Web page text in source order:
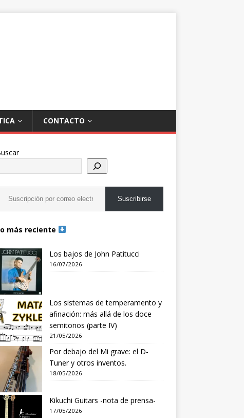
CONTACTO
Suscribirse
más reciente
Los bajos de John Patitucci
16/07/2026
Los sistemas de temperamento y
afinación: más allá de los doce
semitonos (parte IV)
21/05/2026
Por debajo del Mi grave: el D-
Tuner y otros inventos.
18/05/2026
Kikuchi Guitars -nota de prensa-
17/05/2026